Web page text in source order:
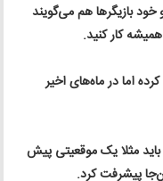
بازیگرها هم می‌گویند
کار ‌کنید.
اما در ماه‌های اخیر
مثلا یک موقعیتی پیش
پیشرفت کرد.